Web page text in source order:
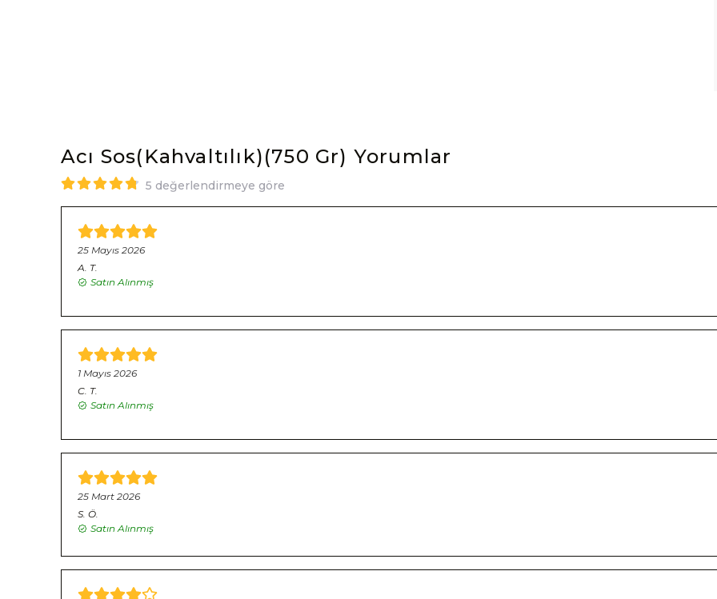
Acı Sos(Kahvaltılık)(750 Gr) Yorumlar
5 değerlendirmeye göre
25 Mayıs 2026
A. T.
Satın Alınmış
1 Mayıs 2026
C. T.
Satın Alınmış
25 Mart 2026
S. Ö.
Satın Alınmış